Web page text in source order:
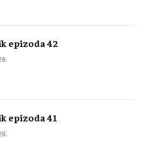
epizoda 42
epizoda 41